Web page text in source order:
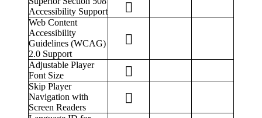
Accessibility Support
Web Content
Accessibility
Guidelines (WCAG)
2.0 Support
Adjustable Player
Font Size
Skip Player
Navigation with
Screen Readers